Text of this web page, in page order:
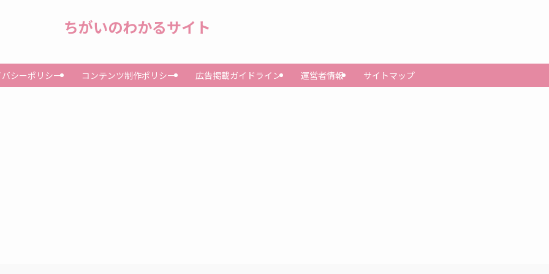
ちがいのわかるサイト
シーポリシー コンテンツ制作ポリシー 広告掲載ガイドライン 運営者情報 サイトマップ